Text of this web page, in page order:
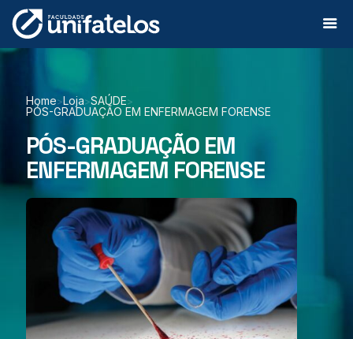
Home>Loja>SAÚDE>
PÓS-GRADUAÇÃO EM ENFERMAGEM FORENSE
PÓS-GRADUAÇÃO EM
ENFERMAGEM FORENSE